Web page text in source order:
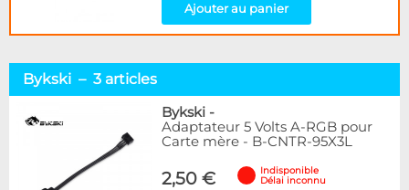
Ajouter au panier
Bykski – 3 articles
Bykski -
Adaptateur 5 Volts A-RGB pour
Carte mère - B-CNTR-95X3L
2,50 €
Indisponible
Délai inconnu